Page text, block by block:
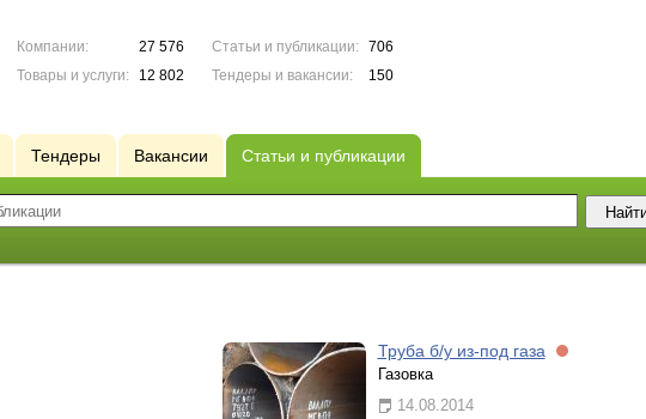
Компании:
27 576
Товары и услуги:
12 802
Статьи и публикации:
706
Тендеры и вакансии:
150
Тендеры Вакансии Статьи и публикации
Труба б/у из-под газа
Газовка
14.08.2014